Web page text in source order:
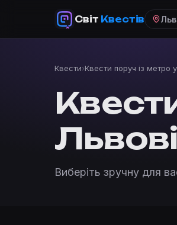
Світ Квестів
Квести›Квести поруч із метро
Львові
Виберіть зручну для